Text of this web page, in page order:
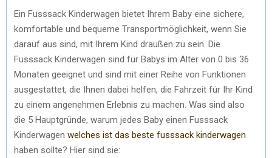
Ein Fusssack Kinderwagen bietet Ihrem Baby eine sichere,
komfortable und bequeme Transportmöglichkeit, wenn Sie
darauf aus sind, mit Ihrem Kind draußen zu sein. Die
Fusssack Kinderwagen sind für Babys im Alter von 0 bis 36
Monaten geeignet und sind mit einer Reihe von Funktionen
ausgestattet, die Ihnen dabei helfen, die Fahrzeit für Ihr Kind
zu einem angenehmen Erlebnis zu machen. Was sind also
die 5 Hauptgründe, warum jedes Baby einen Fusssack
Kinderwagen welches ist das beste fusssack kinderwagen
haben sollte? Hier sind sie: